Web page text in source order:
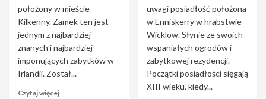
położony w mieście
Kilkenny. Zamek ten jest
jednym z najbardziej
znanych i najbardziej
imponujących zabytków w
Irlandii. Został...
Czytaj więcej
uwagi posiadłość położona
w Enniskerry w hrabstwie
Wicklow. Słynie ze swoich
wspaniałych ogrodów i
zabytkowej rezydencji.
Początki posiadłości sięgają
XIII wieku, kiedy...